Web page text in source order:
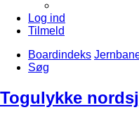
Log ind
Tilmeld
Boardindeks
Søg
Togulykke